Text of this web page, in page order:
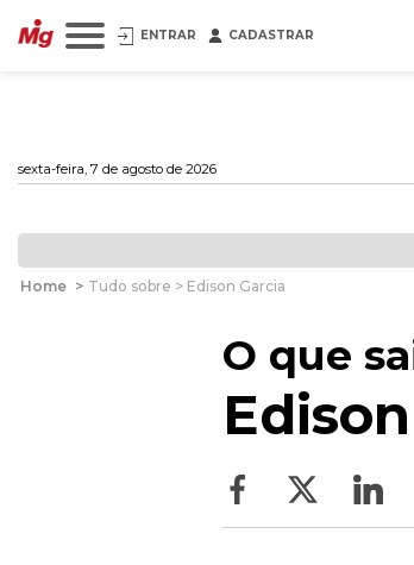
ENTRAR CADASTRAR
sexta-feira, 7 de agosto de 2026
Home > Tudo sobre > Edison Garcia
O que